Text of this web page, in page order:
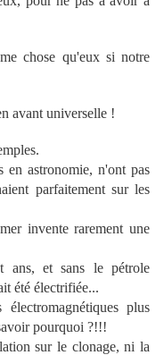
chose qu'eux si notre
avant universelle !
en astronomie, n'ont pas
parfaitement sur les
invente rarement une
ans, et sans le pétrole
été électrifiée...
plus
pourquoi ?!!!
sur le clonage, ni la